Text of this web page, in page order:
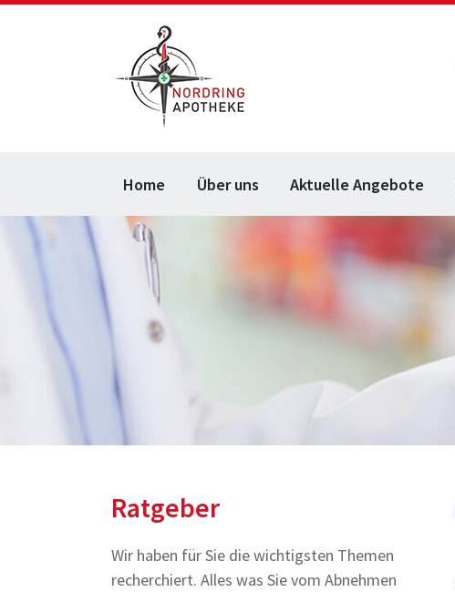
Home Über uns Aktuelle Angebote
Ratgeber
Wir haben für Sie die wichtigsten Themen
recherchiert. Alles was Sie vom Abnehmen